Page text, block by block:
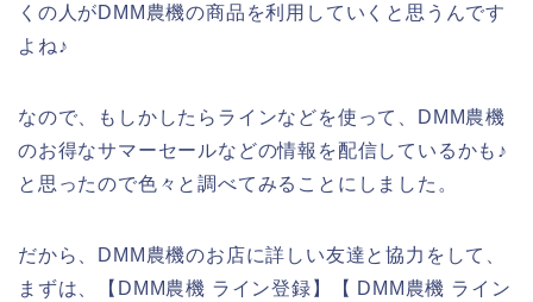
くの人がDMM農機の商品を利用していくと思うんです
よね♪
なので、もしかしたらラインなどを使って、DMM農機
のお得なサマーセールなどの情報を配信しているかも♪
と思ったので色々と調べてみることにしました。
だから、DMM農機のお店に詳しい友達と協力をして、
まずは、【DMM農機 ライン登録】【 DMM農機 ライン